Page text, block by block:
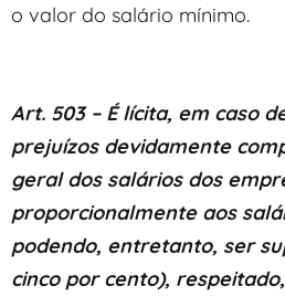
o valor do salário mínimo.
Art. 503 – É lícita, em caso
prejuízos devidamente
geral dos salários dos
proporcionalmente aos
podendo, entretanto, ser
cinco por cento),